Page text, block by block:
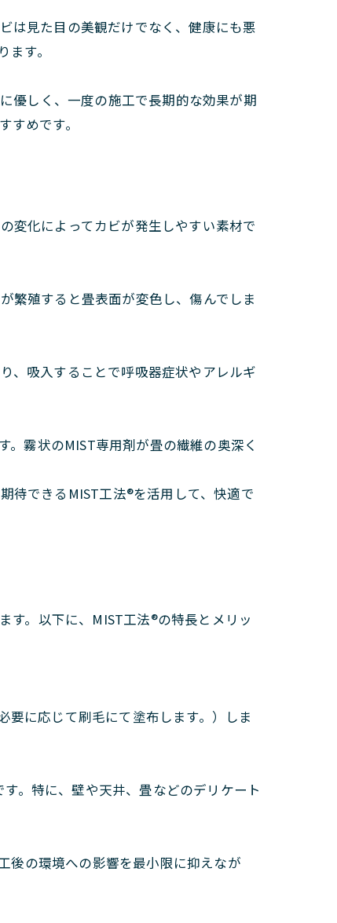
は見た目の美観だけでなく、健康にも悪
す。
優しく、一度の施工で長期的な効果が期
めです。
変化によってカビが発生しやすい素材で
繁殖すると畳表面が変色し、傷んでしま
、吸入することで呼吸器症状やアレルギ
霧状のMIST専用剤が畳の繊維の奥深く
待できるMIST工法®を活用して、快適で
す。以下に、MIST工法®の特長とメリッ
要に応じて刷毛にて塗布します。）しま
。特に、壁や天井、畳などのデリケート
後の環境への影響を最小限に抑えなが